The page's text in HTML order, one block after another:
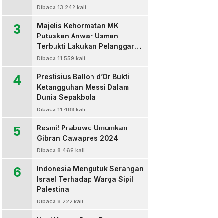
Dibaca 13.242 kali
3
Majelis Kehormatan MK
Putuskan Anwar Usman
Terbukti Lakukan Pelanggaran
Berat Kode Etik dan
Dibaca 11.559 kali
4
Prestisius Ballon d’Or Bukti
Ketangguhan Messi Dalam
Dunia Sepakbola
Dibaca 11.488 kali
5
Resmi! Prabowo Umumkan
Gibran Cawapres 2024
Dibaca 8.469 kali
6
Indonesia Mengutuk Serangan
Israel Terhadap Warga Sipil
Palestina
Dibaca 8.222 kali